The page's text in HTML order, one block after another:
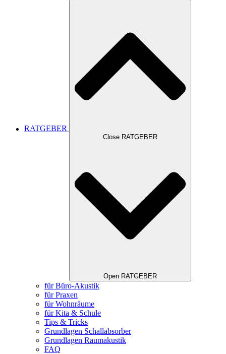
RATGEBER
Close RATGEBER
Open RATGEBER
für Büro-Akustik
für Praxen
für Wohnräume
für Kita & Schule
Tips & Tricks
Grundlagen Schallabsorber
Grundlagen Raumakustik
FAQ